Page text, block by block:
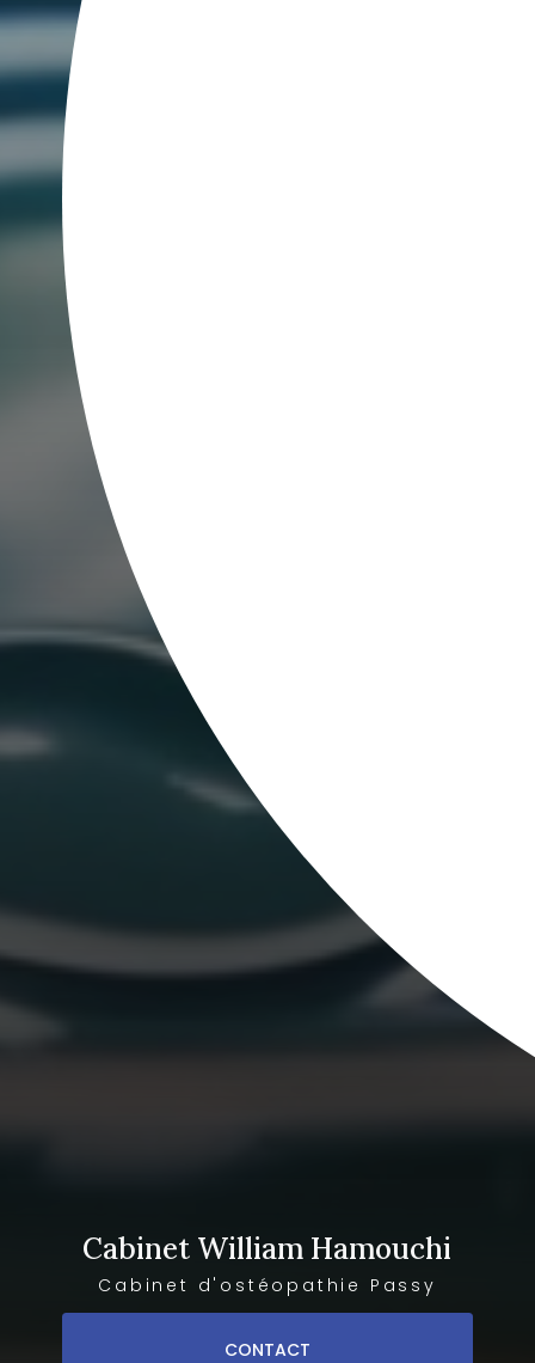
Cabinet William Hamouchi
Cabinet d'ostéopathie Passy
CONTACT